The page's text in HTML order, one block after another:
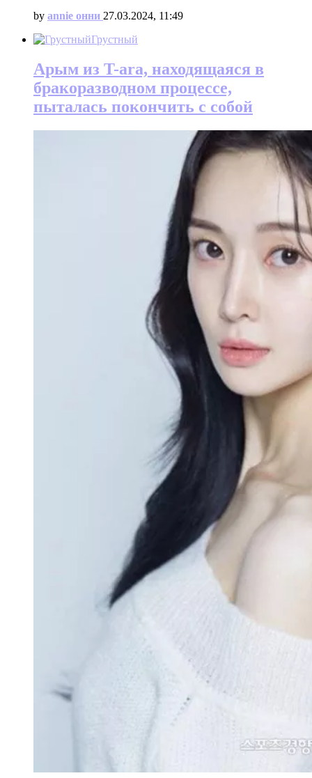
by annie онни 27.03.2024, 11:49
Грустный
Арым из T-ara, находящаяся в
бракоразводном процессе,
пыталась покончить с собой